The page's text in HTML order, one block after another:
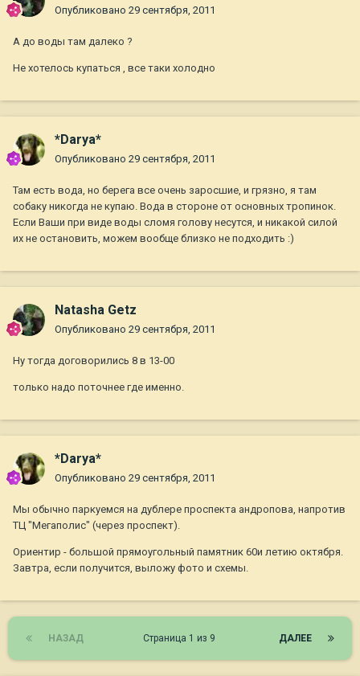
Опубликовано 29 сентября, 2011
А до воды там далеко ?
Не хотелось купаться , все таки холодно
*Darya*
Опубликовано 29 сентября, 2011
Там есть вода, но берега все очень заросшие, и грязно, я там
собаку никогда не купаю. Вода в стороне от основных тропинок.
Если Ваши при виде воды сломя голову несутся, и никакой силой
их не остановить, можем вообще близко не подходить :)
Natasha Getz
Опубликовано 29 сентября, 2011
Ну тогда договорились 8 в 13-00
только надо поточнее где именно.
*Darya*
Опубликовано 29 сентября, 2011
Мы обычно паркуемся на дублере проспекта андропова, напротив
ТЦ "Мегаполис" (через проспект).
Ориентир - большой прямоугольный памятник 60и летию октября.
Завтра, если получится, выложу фото и схемы.
НАЗАД ДАЛЕЕ
Страница 1 из 9